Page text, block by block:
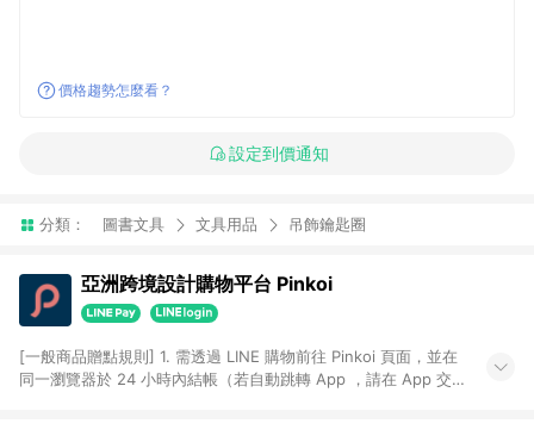
價格趨勢怎麼看？
設定到價通知
分類： 圖書文具 文具用品 吊飾鑰匙圈
亞洲跨境設計購物平台 Pinkoi
[一般商品贈點規則] 1. 需透過 LINE 購物前往 Pinkoi 頁面，並在
同一瀏覽器於 24 小時內結帳（若自動跳轉 App ，請在 App 交